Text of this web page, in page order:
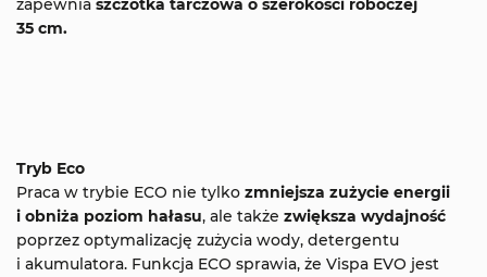
zapewnia szczotka tarczowa o szerokości roboczej
35 cm.
Tryb Eco
Praca w trybie ECO nie tylko zmniejsza zużycie energii
i obniża poziom hałasu, ale także zwiększa wydajność
poprzez optymalizację zużycia wody, detergentu
i akumulatora. Funkcja ECO sprawia, że Vispa EVO jest